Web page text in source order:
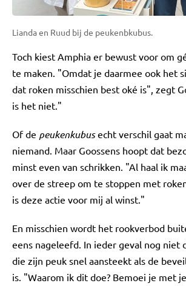
Lianda en Ruud bij de peukenbkubus.
Toch kiest Amphia er bewust voor om
te maken. "Omdat je daarmee ook het
dat roken misschien best oké is", zegt
is het niet."
Of de peukenkubusecht verschil gaat
niemand. Maar Goossens hoopt dat
minst even van schrikken. "Al haal ik
over de streep om te stoppen met
is deze actie voor mij al winst."
En misschien wordt het rookverbod
eens nageleefd. In ieder geval nog niet
die zijn peuk snel aansteekt als de
is. "Waarom ik dit doe? Bemoei je met